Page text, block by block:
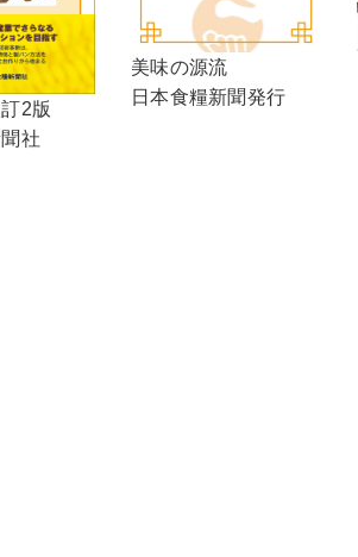
2版
社
美味の源流
日本食糧新聞発行